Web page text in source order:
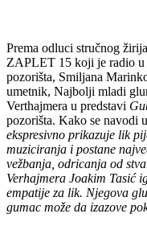
Prema odluci stručnog
ZAPLET 15 koji je radio u
pozorišta, Smiljana
umetnik, Najbolji mladi
Verthajmera u predstavi
pozorišta. Kako se navodi
ekspresivno prikazuje lik
muziciranja i postane
vežbanja, odricanja od
Verhajmera Joakim Tasić
empatije za lik. Njegova
gumac može da izazove